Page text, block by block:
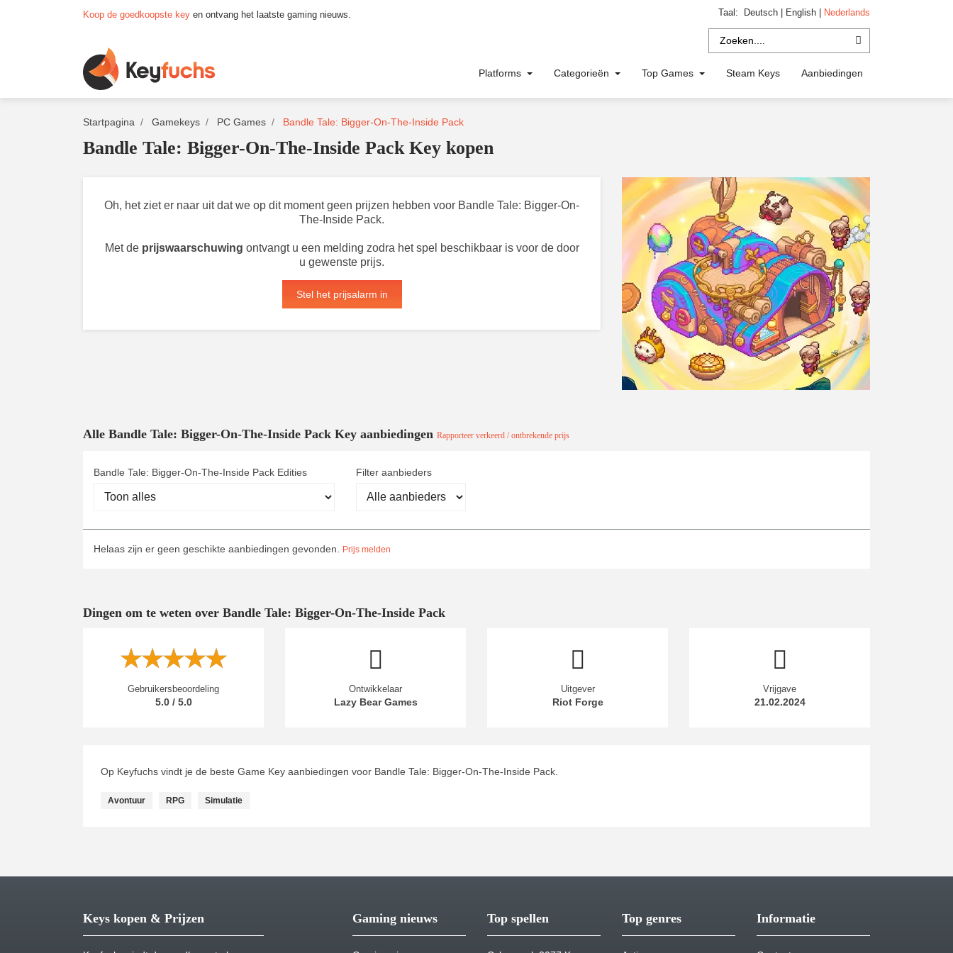
Koop de goedkoopste key en ontvang het laatste gaming nieuws. Taal: Deutsch English Nederlands
Platforms Categorieën Top Games Steam Keys Aanbiedingen
Startpagina Gamekeys PC Games Bandle Tale: Bigger-On-The-Inside Pack
Bandle Tale: Bigger-On-The-Inside Pack Key kopen
Oh, het ziet er naar uit dat we op dit moment geen prijzen hebben voor Bandle Tale: Bigger-On-
The-Inside Pack.
Met de prijswaarschuwing ontvangt u een melding zodra het spel beschikbaar is voor de door
u gewenste prijs.
Stel het prijsalarm in
Alle Bandle Tale: Bigger-On-The-Inside Pack Key aanbiedingen Rapporteer verkeerd / ontbrekende prijs
Bandle Tale: Bigger-On-The-Inside Pack Edities Filter aanbieders
Helaas zijn er geen geschikte aanbiedingen gevonden. Prijs melden
Dingen om te weten over Bandle Tale: Bigger-On-The-Inside Pack
Gebruikersbeoordeling
5.0 / 5.0
Ontwikkelaar
Lazy Bear Games
Uitgever
Riot Forge
Vrijgave
21.02.2024
Op Keyfuchs vindt je de beste Game Key aanbiedingen voor Bandle Tale: Bigger-On-The-Inside Pack.
Avontuur RPG Simulatie
Keys kopen & Prijzen Gaming nieuws Top spellen Top genres Informatie